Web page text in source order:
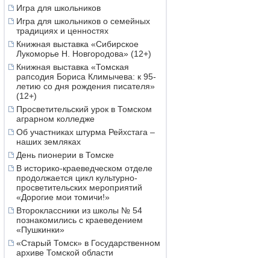
Игра для школьников
Игра для школьников о семейных
традициях и ценностях
Книжная выставка «Сибирское
Лукоморье Н. Новгородова» (12+)
Книжная выставка «Томская
рапсодия Бориса Климычева: к 95-
летию со дня рождения писателя»
(12+)
Просветительский урок в Томском
аграрном колледже
Об участниках штурма Рейхстага –
наших земляках
День пионерии в Томске
В историко-краеведческом отделе
продолжается цикл культурно-
просветительских мероприятий
«Дорогие мои томичи!»
Второклассники из школы № 54
познакомились с краеведением
«Пушкинки»
«Старый Томск» в Государственном
архиве Томской области